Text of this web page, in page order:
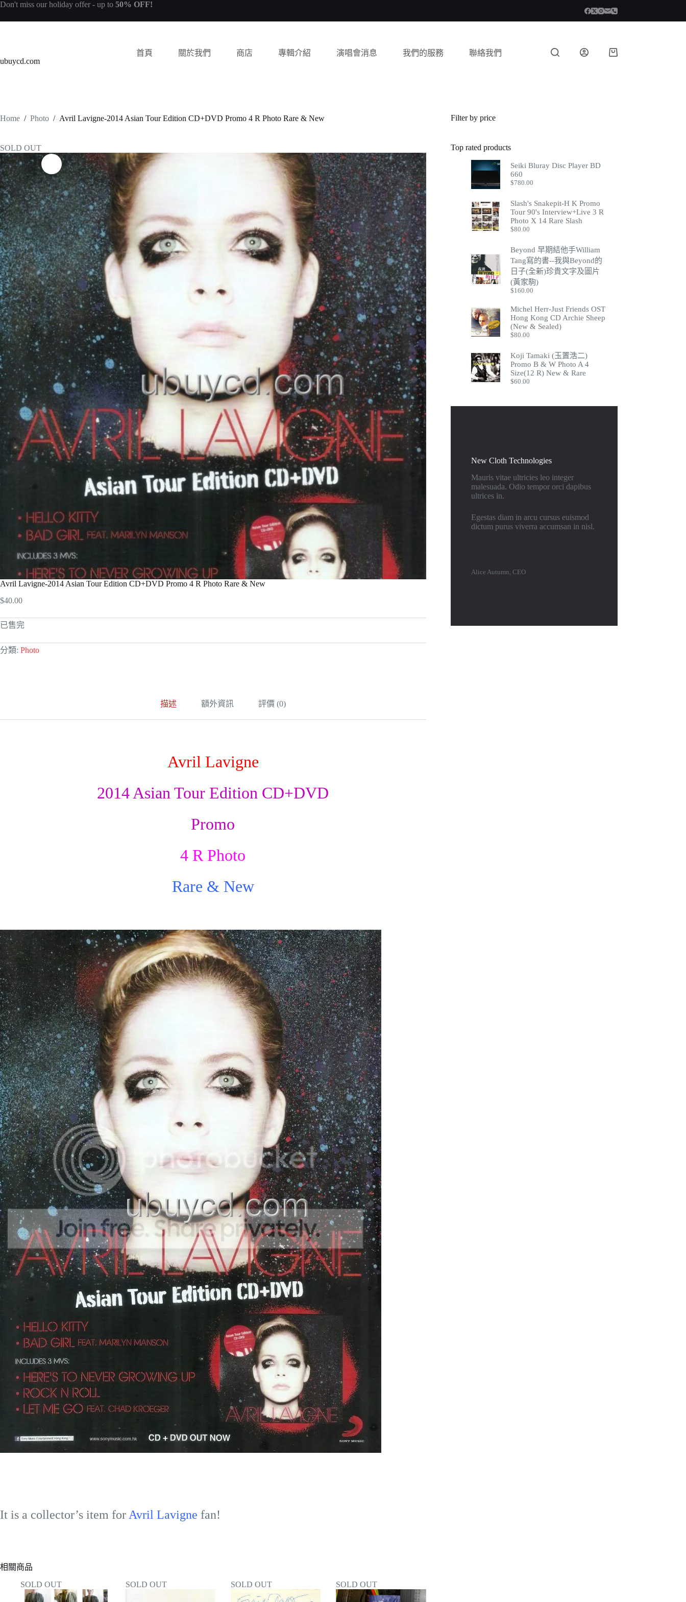
Don't miss our holiday offer - up to 50% OFF!
ubuycd.com
首頁 關於我們 商店 專輯介紹 演唱會消息 我們的服務 聯絡我們
Home / Photo / Avril Lavigne-2014 Asian Tour Edition CD+DVD Promo 4 R Photo Rare & New
SOLD OUT
Avril Lavigne-2014 Asian Tour Edition CD+DVD Promo 4 R Photo Rare & New
$40.00
已售完
分類: Photo
描述 額外資訊 評價 (0)
Avril Lavigne
2014 Asian Tour Edition CD+DVD
Promo
4 R Photo
Rare & New
It is a collector’s item forAvril Lavigne fan!
相關商品
SOLD OUT
SOLD OUT SOLD OUT SOLD OUT
Filter by price
Top rated products
Seiki Bluray Disc Player BD
660
$780.00
Slash's Snakepit-H K Promo
Tour 90's Interview+Live 3 R
Photo X 14 Rare Slash
$80.00
Beyond 早期結他手William
Tang寫的書--我與Beyond的
日子(全新)珍貴文字及圖片
(黃家駒)
$160.00
Michel Herr-Just Friends OST
Hong Kong CD Archie Sheep
(New & Sealed)
$80.00
Koji Tamaki (玉置浩二)
Promo B & W Photo A 4
Size(12 R) New & Rare
$60.00
New Cloth Technologies
Mauris vitae ultricies leo integer
malesuada. Odio tempor orci dapibus
ultrices in.
Egestas diam in arcu cursus euismod
dictum purus viverra accumsan in nisl.
Alice Autumn, CEO